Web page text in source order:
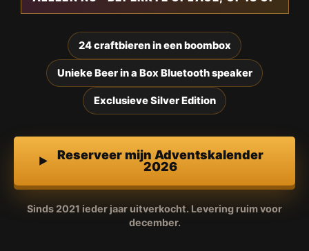
24 craftbieren in een boombox
Unieke Beer in a Box Bluetooth speaker
Exclusieve Silver Edition
Reserveer mijn Adventskalender
2026
Sinds 2021 ieder jaar uitverkocht. Levering ruim voor
december.